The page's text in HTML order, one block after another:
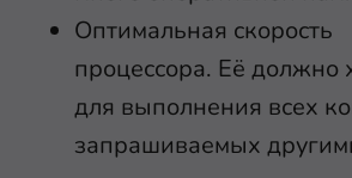
Оптимальная скорость
процессора. Её должно
для выполнения всех
запрашиваемых